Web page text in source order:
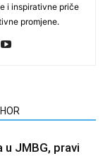
i inspirativne priče
promjene.
JMBG, pravi